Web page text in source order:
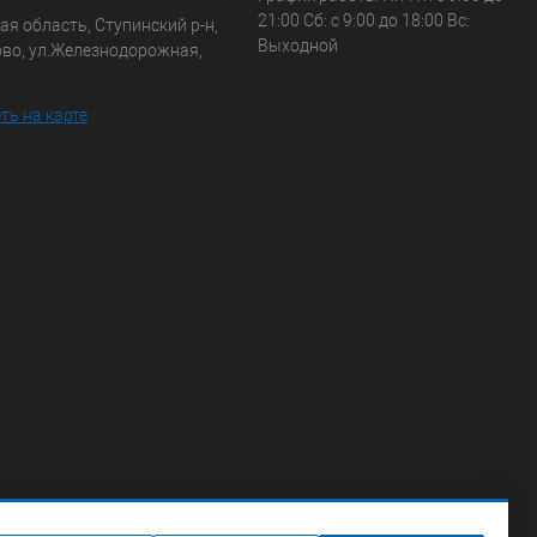
область, Ступинский р-н,
ул.Железнодорожная,
на карте
21:00 Сб: с 9:00 до 18:00 Вс:
Выходной